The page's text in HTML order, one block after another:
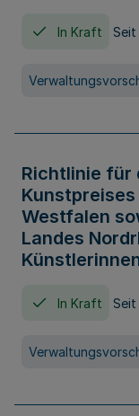
In Kraft
Richtlinie für
Westfalen
Landes
In Kraft Seit